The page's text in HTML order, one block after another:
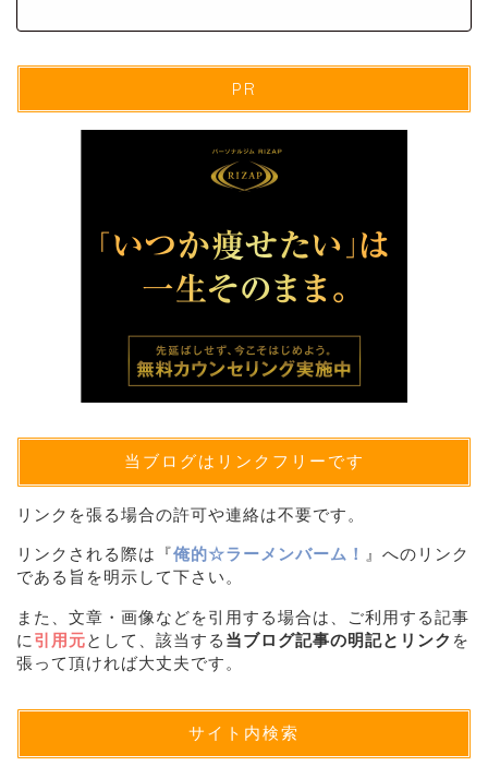
PR
当ブログはリンクフリーです
リンクを張る場合の許可や連絡は不要です。
リンクされる際は『俺的☆ラーメンバーム！ 』へのリンク
である旨を明示して下さい。
また、文章・画像などを引用する場合は、ご利用する記事
に 引用元として、該当する 当ブログ記事の明記とリンク を
張って頂ければ大丈夫です。
サイト内検索